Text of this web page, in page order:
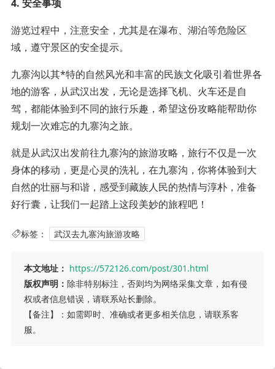
4. 安全事项
游览过程中，注意安全，尤其是在瀑布、湖泊等危险区
域，遵守景区的安全提示。
九寨沟以其*特的自然风光和丰富的民族文化吸引着世界各
地的游客，从武汉出发，无论是选择飞机、火车还是自
驾，都能体验到不同的旅行乐趣，希望这份攻略能帮助你
规划一次难忘的九寨沟之旅。
就是从武汉出发前往九寨沟的旅游攻略，旅行不仅是一次
身体的移动，更是心灵的洗礼，在九寨沟，你将体验到大
自然的壮丽与和谐，感受到藏族人民的热情与淳朴，准备
好行囊，让我们一起踏上这段美妙的旅程吧！
标签： 武汉去九寨沟旅游攻略
本文地址： https://572126.com/post/301.html
版权声明： 除非特别标注，否则均为网络采集文章，如有侵
权或者信息错误，请联系站长删除。
【备注】：如需即时、准确或者更多相关信息，请联系客
服。